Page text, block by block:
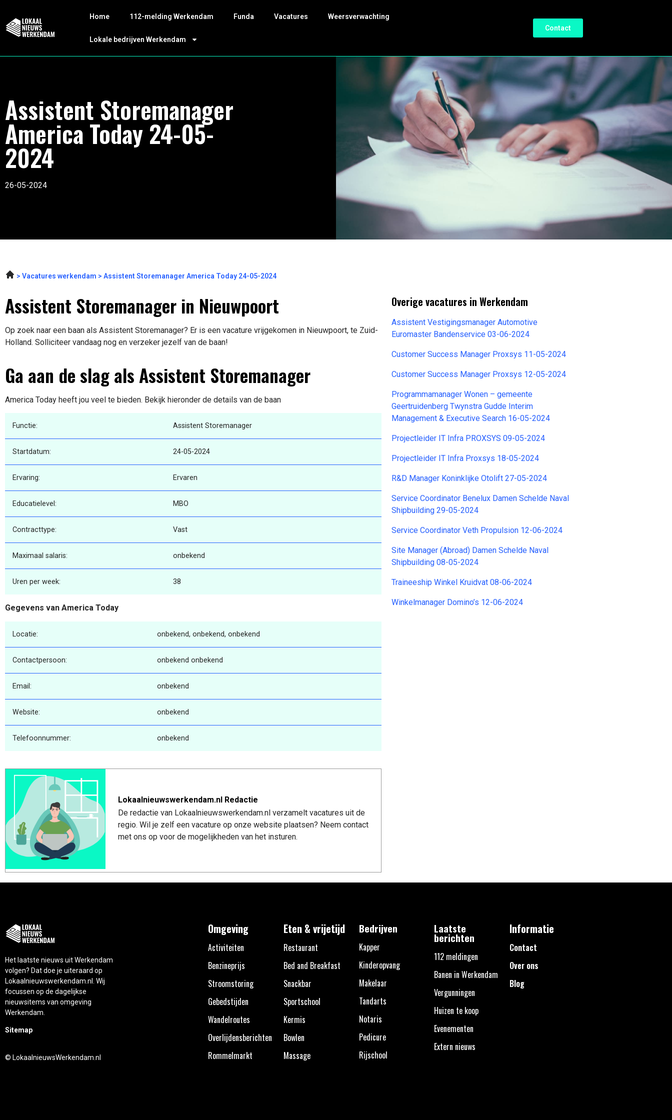
Home 112-melding Werkendam Funda Vacatures Weersverwachting
Lokale bedrijven Werkendam
Contact
Assistent Storemanager
America Today 24-05-
2024
26-05-2024
Vacatures werkendam Assistent Storemanager America Today 24-05-2024
Assistent Storemanager in Nieuwpoort
Op zoek naar een baan als Assistent Storemanager? Er is een vacature vrijgekomen in Nieuwpoort, te Zuid-
Holland. Solliciteer vandaag nog en verzeker jezelf van de baan!
Ga aan de slag als Assistent Storemanager
America Today heeft jou veel te bieden. Bekijk hieronder de details van de baan
Functie: Assistent Storemanager
Startdatum: 24-05-2024
Ervaring: Ervaren
Educatielevel: MBO
Contracttype: Vast
Maximaal salaris: onbekend
Uren per week: 38
Gegevens van America Today
Locatie: onbekend, onbekend, onbekend
Contactpersoon: onbekend onbekend
Email: onbekend
Website: onbekend
Telefoonnummer: onbekend
Lokaalnieuwswerkendam.nl Redactie
De redactie van Lokaalnieuwswerkendam.nl verzamelt vacatures uit de
regio. Wil je zelf een vacature op onze website plaatsen? Neem contact
met ons op voor de mogelijkheden van het insturen.
Overige vacatures in Werkendam
Assistent Vestigingsmanager Automotive
Euromaster Bandenservice 03-06-2024
Customer Success Manager Proxsys 11-05-2024
Customer Success Manager Proxsys 12-05-2024
Programmamanager Wonen – gemeente
Geertruidenberg Twynstra Gudde Interim
Management & Executive Search 16-05-2024
Projectleider IT Infra PROXSYS 09-05-2024
Projectleider IT Infra Proxsys 18-05-2024
R&D Manager Koninklijke Otolift 27-05-2024
Service Coordinator Benelux Damen Schelde Naval
Shipbuilding 29-05-2024
Service Coordinator Veth Propulsion 12-06-2024
Site Manager (Abroad) Damen Schelde Naval
Shipbuilding 08-05-2024
Traineeship Winkel Kruidvat 08-06-2024
Winkelmanager Domino’s 12-06-2024
Het laatste nieuws uit Werkendam
volgen? Dat doe je uiteraard op
Lokaalnieuwswerkendam.nl. Wij
focussen op de dagelijkse
nieuwsitems van omgeving
Werkendam.
Sitemap
© LokaalnieuwsWerkendam.nl
Omgeving
Activiteiten
Benzineprijs
Stroomstoring
Gebedstijden
Wandelroutes
Overlijdensberichten
Rommelmarkt
Eten & vrijetijd
Restaurant
Bed and Breakfast
Snackbar
Sportschool
Kermis
Bowlen
Massage
Bedrijven
Kapper
Kinderopvang
Makelaar
Tandarts
Notaris
Pedicure
Rijschool
Laatste
berichten
112 meldingen
Banen in Werkendam
Vergunningen
Huizen te koop
Evenementen
Extern nieuws
Informatie
Contact
Over ons
Blog